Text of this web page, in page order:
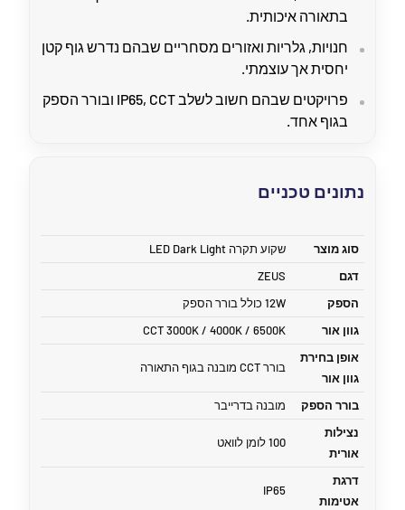
בתאורה איכותית.
חנויות, גלריות ואזורים מסחריים שבהם נדרש גוף קטן
יחסית אך עוצמתי.
פרויקטים שבהם חשוב לשלב IP65, CCT ובורר הספק
בגוף אחד.
נתונים טכניים
סוג מוצר
שקוע תקרה LED Dark Light
דגם
ZEUS
הספק
12W כולל בורר הספק
גוון אור
CCT 3000K / 4000K / 6500K
אופן בחירת
גוון אור
בורר CCT מובנה בגוף התאורה
בורר הספק
מובנה בדרייבר
נצילות
אורית
100 לומן לוואט
דרגת
אטימות
IP65